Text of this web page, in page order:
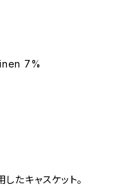
7%
たキャスケット。